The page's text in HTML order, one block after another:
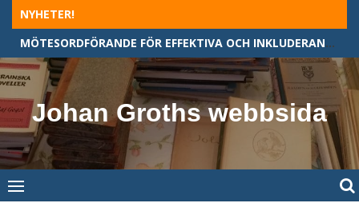
Skip
content
NYHETER!
MÖTESORDFÖRANDE FÖR EFFEKTIVA OCH INKLUDERANDE MÖTEN
Johan Groths webbsida